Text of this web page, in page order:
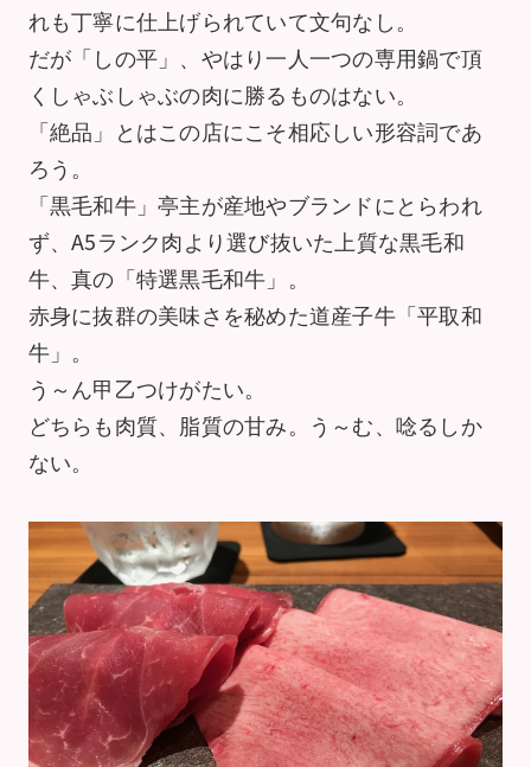
れも丁寧に仕上げられていて文句なし。
だが「しの平」、やはり一人一つの専用鍋で頂
くしゃぶしゃぶの肉に勝るものはない。
「絶品」とはこの店にこそ相応しい形容詞であ
ろう。
「黒毛和牛」亭主が産地やブランドにとらわれ
ず、A5ランク肉より選び抜いた上質な黒毛和
牛、真の「特選黒毛和牛」。
赤身に抜群の美味さを秘めた道産子牛「平取和
牛」。
う～ん甲乙つけがたい。
どちらも肉質、脂質の甘み。う～む、唸るしか
ない。